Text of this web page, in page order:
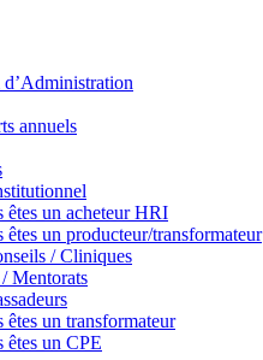
annuels
êtes un acheteur HRI
êtes un producteur/transformateur
/ Cliniques
Mentorats
êtes un transformateur
êtes un CPE